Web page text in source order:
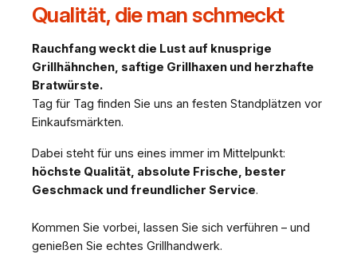
Qualität, die man schmeckt
Rauchfang weckt die Lust auf knusprige
Grillhähnchen, saftige Grillhaxen und herzhafte
Bratwürste.
Tag für Tag finden Sie uns an festen Standplätzen vor
Einkaufsmärkten.
Dabei steht für uns eines immer im Mittelpunkt:
höchste Qualität, absolute Frische, bester
Geschmack und freundlicher Service.
Kommen Sie vorbei, lassen Sie sich verführen – und
genießen Sie echtes Grillhandwerk.